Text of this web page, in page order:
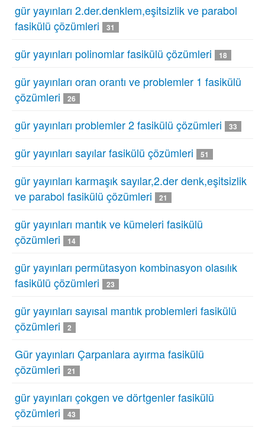
gür yayınları 2.der.denklem,eşitsizlik ve parabol
fasikülü çözümleri
31
gür yayınları polinomlar fasikülü çözümleri 18
gür yayınları oran orantı ve problemler 1 fasikülü
çözümleri
26
gür yayınları problemler 2 fasikülü çözümleri 33
gür yayınları sayılar fasikülü çözümleri 51
gür yayınları karmaşık sayılar,2.der denk,eşitsizlik
ve parabol fasikülü çözümleri
21
gür yayınları mantık ve kümeleri fasikülü
çözümleri
14
gür yayınları permütasyon kombinasyon olasılık
fasikülü çözümleri
23
gür yayınları sayısal mantık problemleri fasikülü
çözümleri
2
Gür yayınları Çarpanlara ayırma fasikülü
çözümleri
21
gür yayınları çokgen ve dörtgenler fasikülü
çözümleri
43